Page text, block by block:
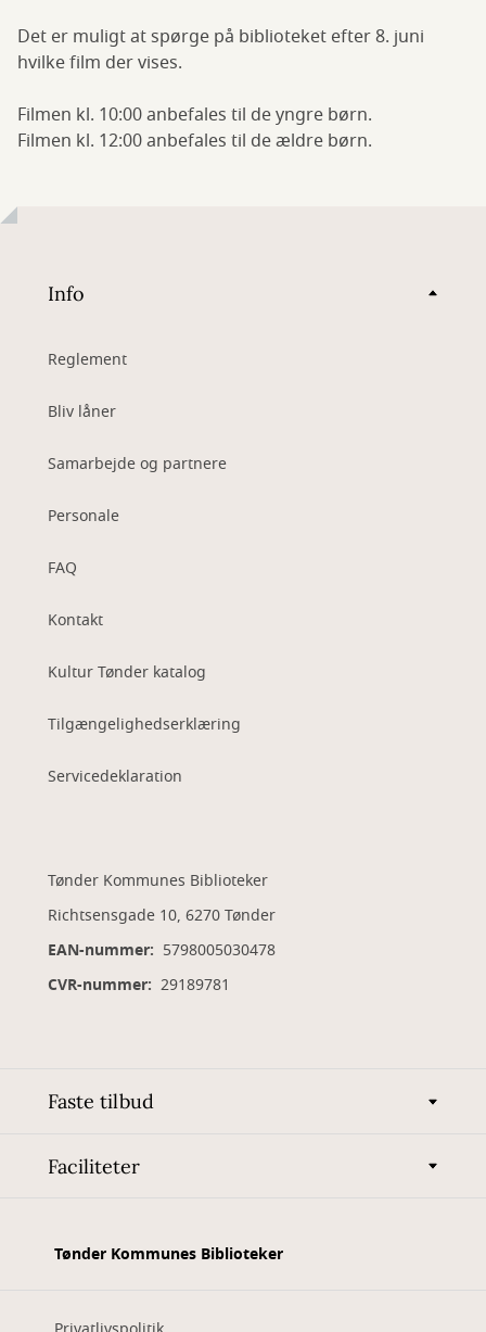
Det er muligt at spørge på biblioteket efter 8. juni
hvilke film der vises.
Filmen kl. 10:00 anbefales til de yngre børn.
Filmen kl. 12:00 anbefales til de ældre børn.
Info
Reglement
Bliv låner
Samarbejde og partnere
Personale
FAQ
Kontakt
Kultur Tønder katalog
Tilgængelighedserklæring
Servicedeklaration
Tønder Kommunes Biblioteker
Richtsensgade 10, 6270 Tønder
EAN-nummer: 5798005030478
CVR-nummer: 29189781
Faste tilbud
Faciliteter
Tønder Kommunes Biblioteker